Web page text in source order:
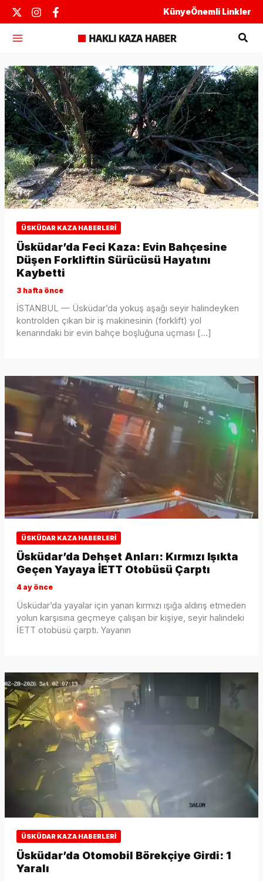
İçeriğe
atla
KünyeÖnemli Linkler
ÜSKÜDAR KAZA HABERLERI
Üsküdar’da Feci Kaza: Evin Bahçesine
Düşen Forkliftin Sürücüsü Hayatını
Kaybetti
3 hafta önce
İSTANBUL — Üsküdar’da yokuş aşağı seyir halindeyken
kontrolden çıkan bir iş makinesinin (forklift) yol
kenarındaki bir evin bahçe boşluğuna uçması […]
ÜSKÜDAR KAZA HABERLERI
Üsküdar’da Dehşet Anları: Kırmızı Işıkta
Geçen Yayaya İETT Otobüsü Çarptı
4 ay önce
Üsküdar’da yayalar için yanan kırmızı ışığa aldırış etmeden
yolun karşısına geçmeye çalışan bir kişiye, seyir halindeki
İETT otobüsü çarptı. Yayanın
ÜSKÜDAR KAZA HABERLERI
Üsküdar’da Otomobil Börekçiye Girdi: 1
Yaralı